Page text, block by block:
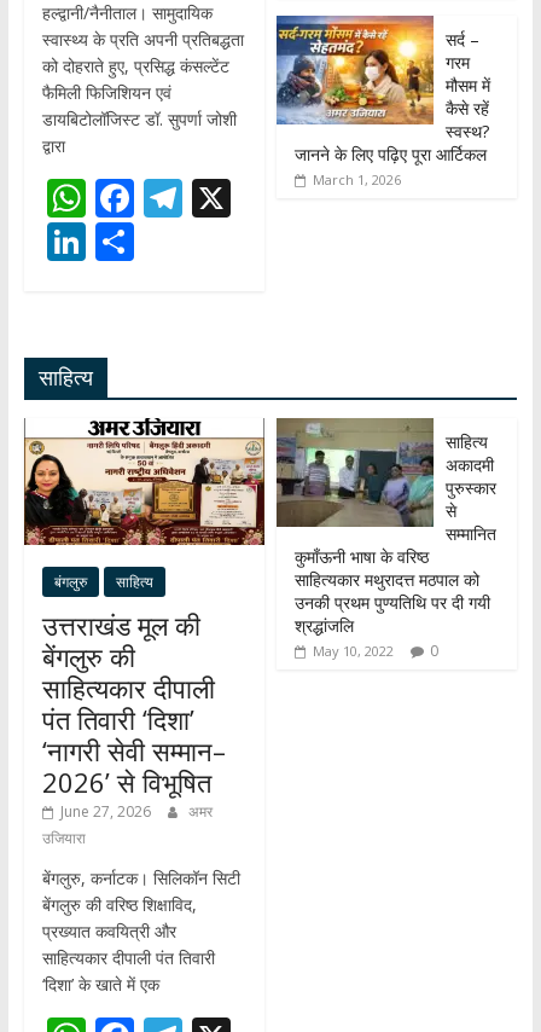
हल्द्वानी/नैनीताल। सामुदायिक
स्वास्थ्य के प्रति अपनी प्रतिबद्धता
को दोहराते हुए, प्रसिद्ध कंसल्टेंट
फैमिली फिजिशियन एवं
डायबिटोलॉजिस्ट डॉ. सुपर्णा जोशी
द्वारा
W
h
at
A
p
p
F
ac
e
o
k
T
m
X
Li
e
dI
n
S
सर्द –
गरम
मौसम में
कैसे रहें
स्वस्थ?
जानने के लिए पढ़िए पूरा आर्टिकल
March 1, 2026
साहित्य
बंगलुरु साहित्य
उत्तराखंड मूल की
बेंगलुरु की
साहित्यकार दीपाली
पंत तिवारी ‘दिशा’
‘नागरी सेवी सम्मान–
2026’ से विभूषित
June 27, 2026
अमर
उजियारा
बेंगलुरु, कर्नाटक। सिलिकॉन सिटी
बेंगलुरु की वरिष्ठ शिक्षाविद,
प्रख्यात कवयित्री और
साहित्यकार दीपाली पंत तिवारी
‘दिशा’ के खाते में एक
साहित्य
अकादमी
पुरुस्कार
से
सम्मानित
कुमाँऊनी भाषा के वरिष्ठ
साहित्यकार मथुरादत्त मठपाल को
उनकी प्रथम पुण्यतिथि पर दी गयी
श्रद्धांजलि
May 10, 2022 0